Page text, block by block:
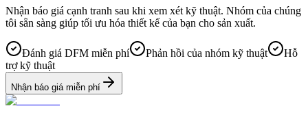
Nhận báo giá cạnh tranh sau khi xem xét kỹ thuật. Nhóm của chúng
tôi sẵn sàng giúp tối ưu hóa thiết kế của bạn cho sản xuất.
Đánh giá DFM miễn phí Phản hồi của nhóm kỹ thuật
Hỗ
trợ kỹ thuật
Nhận báo giá miễn phí